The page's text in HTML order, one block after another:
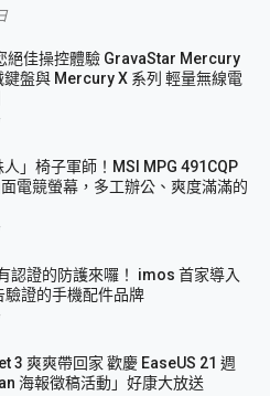
絕佳操控體驗 GravaStar Mercury
鍵盤與 Mercury X 系列 輕量無線電
」椅子軍師！MSI MPG 491CQP
面電競螢幕，多工辦公、爽度滿滿的
認證的防護來囉！ imos 首家導入
驗證的手機配件品牌
3 爽爽帶回家 歡慶 EaseUS 21 週
海報徵稿活動」好康大放送